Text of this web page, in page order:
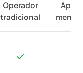
Operador
tradicional
Apps